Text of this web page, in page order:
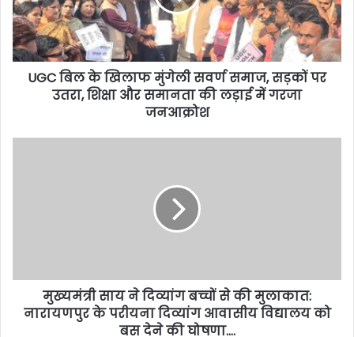
UGC बिल के खिलाफ मुंगेली सवर्ण समाज, सड़कों पर
उतरा, शिक्षा और समानता की लड़ाई में गरजा
जनआक्रोश
मुख्यमंत्री साय ने दिव्यांग बच्चों से की मुलाकात:
नारायणपुर के परीयना दिव्यांग आवासीय विद्यालय को
बस देने की घोषणा….